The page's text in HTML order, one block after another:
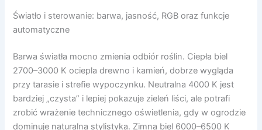
Światło i sterowanie: barwa, jasność, RGB oraz funkcje
automatyczne
Barwa światła mocno zmienia odbiór roślin. Ciepła biel
2700–3000 K ociepla drewno i kamień, dobrze wygląda
przy tarasie i strefie wypoczynku. Neutralna 4000 K jest
bardziej „czysta” i lepiej pokazuje zieleń liści, ale potrafi
zrobić wrażenie technicznego oświetlenia, gdy w ogrodzie
dominuje naturalna stylistyka. Zimna biel 6000–6500 K